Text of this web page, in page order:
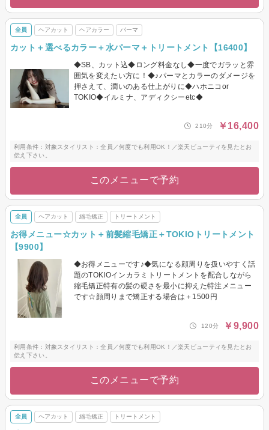
全員 ヘアカット ヘアカラー パーマ
カット＋選べるカラー＋水パーマ＋トリートメント【16400】
◆SB、カット込◆ロング料金なし◆一度でガラッと雰
囲気を変えたい方に！◆♪パーマとカラーのダメージを
押さえて、潤いのある仕上がりに◆ハホニコor
TOKIO◆イルミナ、アディクシーetc◆
210分 ￥16,400
利用条件：対象スタイリスト：全員／何度でも利用OK！／楽天ビューティを見たとお
伝え下さい。
このメニューで予約
全員 ヘアカット 縮毛矯正 トリートメント
お得メニュー☆カット＋前髪縮毛矯正＋TOKIOトリートメント
【9900】
◆お得メニューです♪◆気になる顔周りを扱いやすく話
題のTOKIOインカラミトリートメントを配合しながら
縮毛矯正特有の髪の硬さを最小に抑えた特注メニュー
です☆顔周りまで矯正する場合は＋1500円
120分 ￥9,900
利用条件：対象スタイリスト：全員／何度でも利用OK！／楽天ビューティを見たとお
伝え下さい。
このメニューで予約
全員 ヘアカット 縮毛矯正 トリートメント